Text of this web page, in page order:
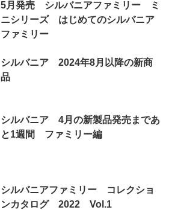
5月発売 シルバニアファミリー ミ
ニシリーズ はじめてのシルバニア
ファミリー
シルバニア 2024年8月以降の新商
品
シルバニア 4月の新製品発売まであ
と1週間 ファミリー編
シルバニアファミリー コレクショ
ンカタログ 2022 Vol.1